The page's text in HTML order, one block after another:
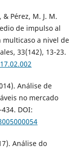
& Pérez, M. J. M.
de impulso al
a nivel de
33(142), 13-23.
Análise de
no mercado
DOI:
Análise do